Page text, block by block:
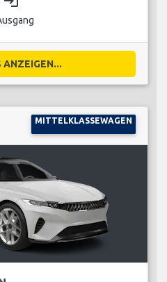
ANZEIGEN...
MITTELKLASSEWAGEN